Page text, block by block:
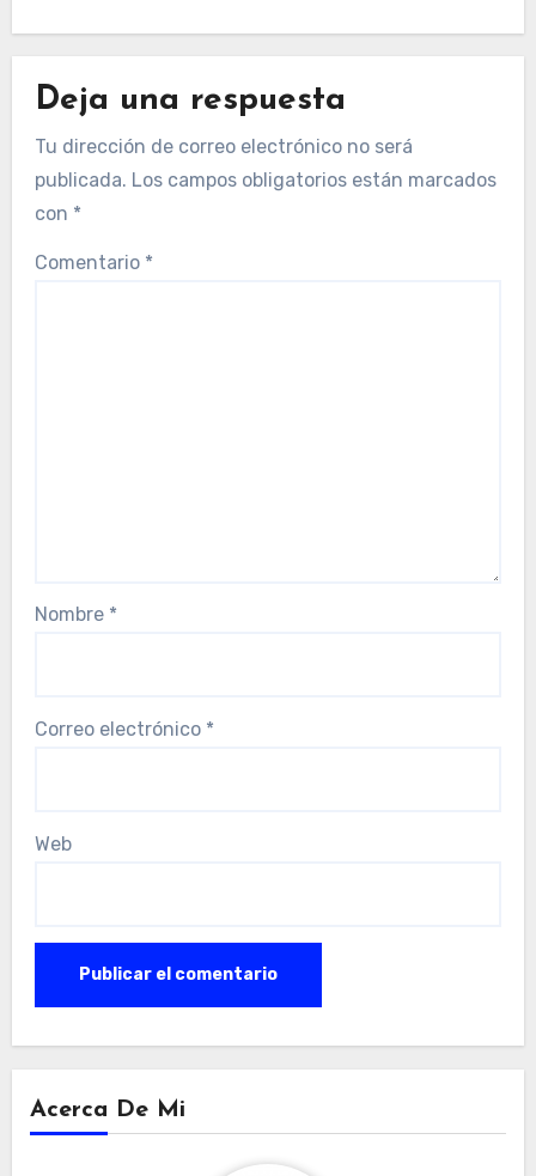
Deja una respuesta
Tu dirección de correo electrónico no será
publicada. Los campos obligatorios están marcados
con *
Comentario *
Nombre *
Correo electrónico *
Web
Acerca De Mi